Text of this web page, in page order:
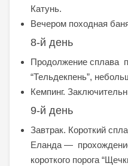
Катунь.
Вечером походная
8-й день
Продолжение сплава
“Тельдекпень”,
Кемпинг.
9-й день
Завтрак. Короткий
Еланда —
короткого порога